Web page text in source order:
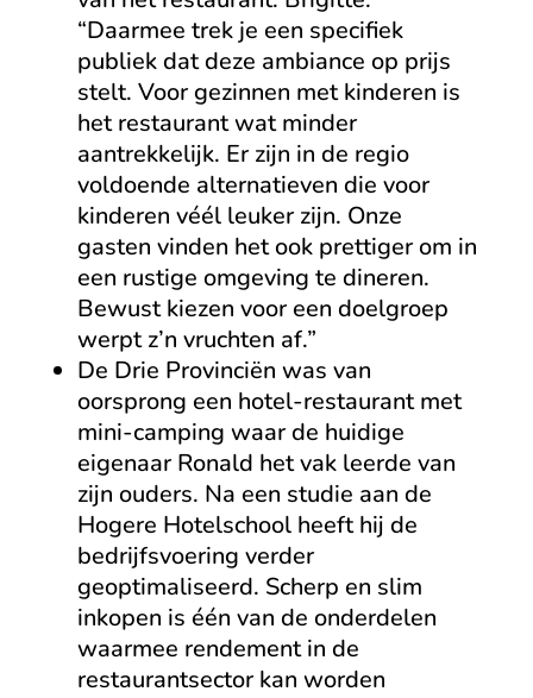
“Daarmee trek je een specifiek
publiek dat deze ambiance op prijs
stelt. Voor gezinnen met kinderen is
het restaurant wat minder
aantrekkelijk. Er zijn in de regio
voldoende alternatieven die voor
kinderen véél leuker zijn. Onze
gasten vinden het ook prettiger om in
een rustige omgeving te dineren.
Bewust kiezen voor een doelgroep
werpt z’n vruchten af.”
De Drie Provinciën was van
oorsprong een hotel-restaurant met
mini-camping waar de huidige
eigenaar Ronald het vak leerde van
zijn ouders. Na een studie aan de
Hogere Hotelschool heeft hij de
bedrijfsvoering verder
geoptimaliseerd. Scherp en slim
inkopen is één van de onderdelen
waarmee rendement in de
restaurantsector kan worden